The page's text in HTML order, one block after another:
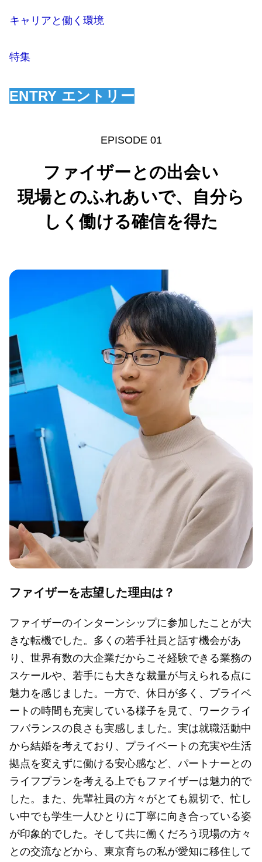
キャリアと働く環境
特集
ENTRY エントリー
EPISODE 01
ファイザーとの出会い
現場とのふれあいで、自分ら
しく働ける確信を得た
ファイザーを志望した理由は？
ファイザーのインターンシップに参加したことが大
きな転機でした。多くの若手社員と話す機会があ
り、世界有数の大企業だからこそ経験できる業務の
スケールや、若手にも大きな裁量が与えられる点に
魅力を感じました。一方で、休日が多く、プライベ
ートの時間も充実している様子を見て、ワークライ
フバランスの良さも実感しました。実は就職活動中
から結婚を考えており、プライベートの充実や生活
拠点を変えずに働ける安心感など、パートナーとの
ライフプランを考える上でもファイザーは魅力的で
した。また、先輩社員の方々がとても親切で、忙し
い中でも学生一人ひとりに丁寧に向き合っている姿
が印象的でした。そして共に働くだろう現場の方々
との交流などから、東京育ちの私が愛知に移住して